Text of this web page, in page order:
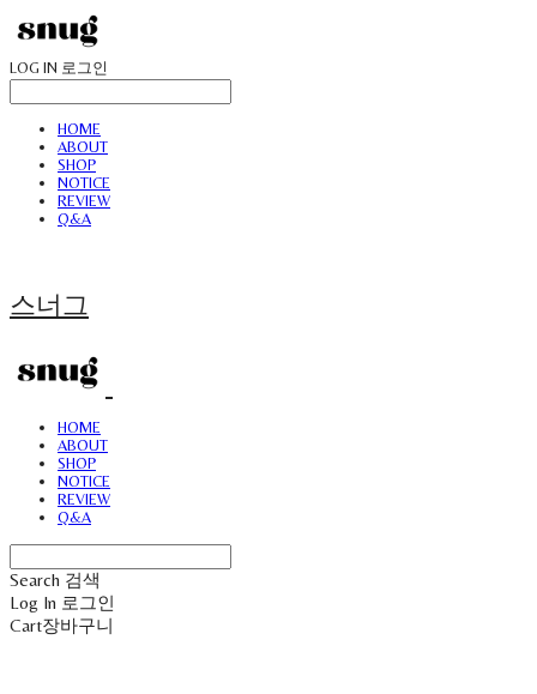
LOG IN 로그인
HOME
ABOUT
SHOP
NOTICE
REVIEW
Q&A
스너그
HOME
ABOUT
SHOP
NOTICE
REVIEW
Q&A
Search 검색
Log In 로그인
Cart장바구니